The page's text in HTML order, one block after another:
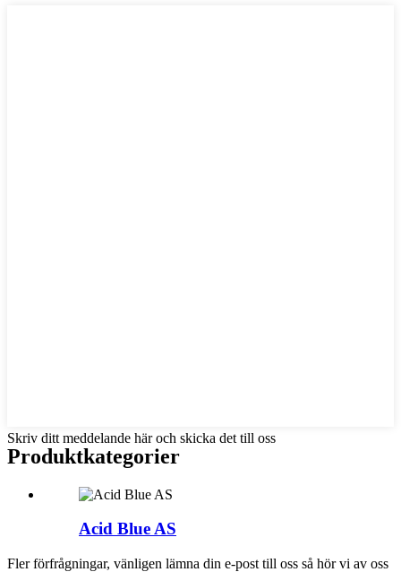
Skriv ditt meddelande här och skicka det till oss
Produktkategorier
Acid Blue AS
Fler förfrågningar, vänligen lämna din e-post till oss så hör vi av oss